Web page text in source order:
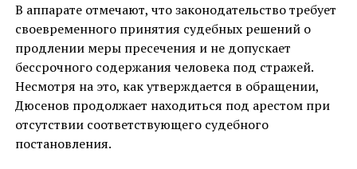
В аппарате отмечают, что законодательство требует
своевременного принятия судебных решений о
продлении меры пресечения и не допускает
бессрочного содержания человека под стражей.
Несмотря на это, как утверждается в обращении,
Дюсенов продолжает находиться под арестом при
отсутствии соответствующего судебного
постановления.